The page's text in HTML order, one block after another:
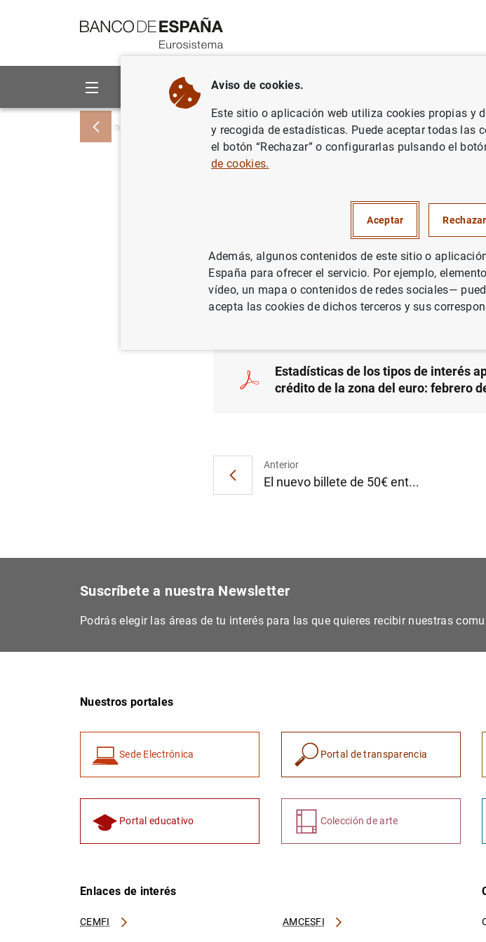
Sobre el Banco Áreas de actuación
Inicio Noticias y eventos Noticias del Banco Central Europeo Notas de
las entidades de crédito
febrero de 2017
31/03/2017 ESPAÑA
SITUACIÓN ECONÓMICA
Estadísticas de los tipos de interés
crédito de la zona del euro: febrero
Anterior
El nuevo billete de 50€ ent...
Suscríbete a nuestra Newsletter
Podrás elegir las áreas de tu interés para las que quieres recibir nuestras
Nuestros portales
Sede Electrónica Portal de transparencia
Portal educativo Colección de arte
Enlaces de interés
CEMFI AMCESFI
Aviso de cookies.
Este sitio o aplicación web utiliza cookies propias y
y recogida de estadísticas. Puede aceptar todas las
el botón “Rechazar” o configurarlas pulsando el
de cookies.
Aceptar Rechazar
Además, algunos contenidos de este sitio o
España para ofrecer el servicio. Por ejemplo,
vídeo, un mapa o contenidos de redes sociales—
acepta las cookies de dichos terceros y sus